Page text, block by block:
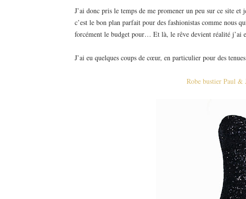
J’ai donc pris le temps de me promener un peu sur ce site
c’est le bon plan parfait pour des fashionistas comme nous
forcément le budget pour… Et là, le rêve devient réalité j’ai
J’ai eu quelques coups de cœur, en particulier pour des
Robe bustier Paul &